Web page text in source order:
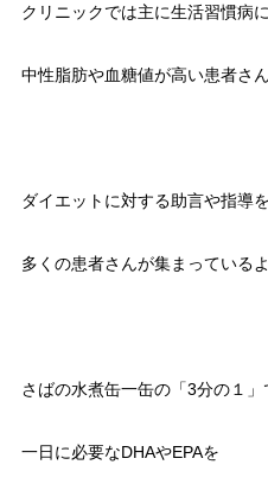
クリニックでは主に生活習慣病
中性脂肪や血糖値が高い患者さん
ダイエットに対する助言や指導
多くの患者さんが集まっているよ
さばの水煮缶一缶の「3分の１」
一日に必要なDHAやEPAを